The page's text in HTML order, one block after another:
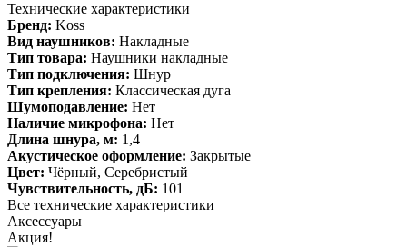
Технические характеристики
Бренд: Koss
Вид наушников: Накладные
Тип товара: Наушники накладные
Тип подключения: Шнур
Тип крепления: Классическая дуга
Шумоподавление: Нет
Наличие микрофона: Нет
Длина шнура, м: 1,4
Акустическое оформление: Закрытые
Цвет: Чёрный, Серебристый
Чувствительность, дБ: 101
Все технические характеристики
Аксессуары
Акция!